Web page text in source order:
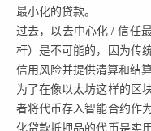
最小化的贷款。
过去，以去中心化 / 信任
杆）是不可能的，因为传
信用风险并提供清算和结算
为了在像以太坊这样的区
者将代币存入智能合约作
化贷款抵押品的代币是实